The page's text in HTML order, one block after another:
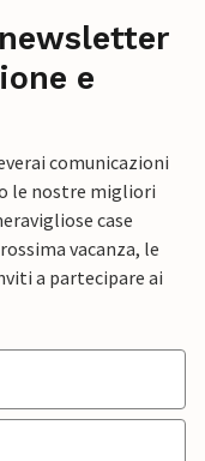
e
comunicazioni
le nostre migliori
case
vacanza, le
a partecipare ai